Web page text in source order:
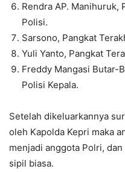
Rendra AP. Manihuruk,
Polisi.
Sarsono, Pangkat
Yuli Yanto, Pangkat
Freddy Mangasi Butar-
Polisi Kepala.
Setelah dikeluarkannya
oleh Kapolda Kepri maka
menjadi anggota Polri,
sipil biasa.